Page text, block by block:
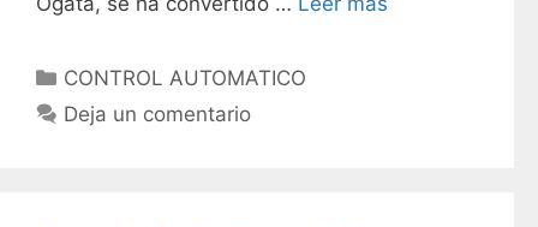
C
a
CONTROL AUTOMATICO
Deja un comentario